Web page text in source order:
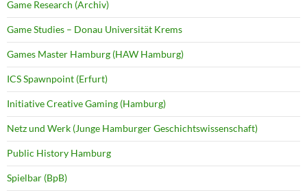
Game Research (Archiv)
Game Studies – Donau Universität Krems
Games Master Hamburg (HAW Hamburg)
ICS Spawnpoint (Erfurt)
Initiative Creative Gaming (Hamburg)
Netz und Werk (Junge Hamburger Geschichtswissenschaft)
Public History Hamburg
Spielbar (BpB)